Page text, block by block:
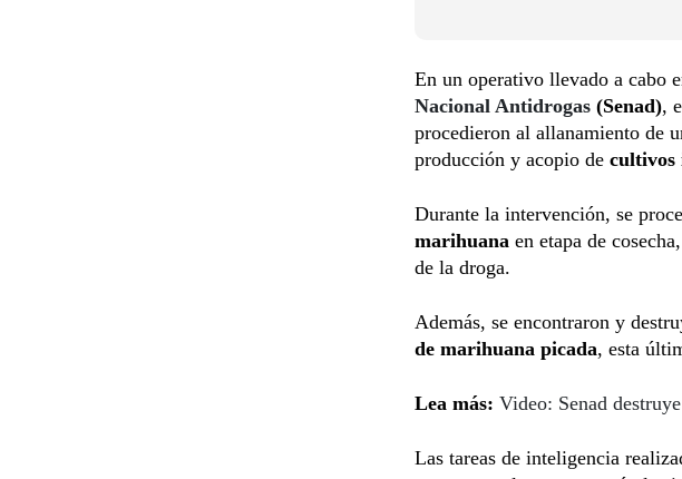
En un operativo llevado a cabo
Nacional Antidrogas (Senad),
procedieron al allanamiento de
producción y acopio de cultivos
Durante la intervención, se
marihuana en etapa de
de la droga.
Además, se encontraron y
de marihuana picada, esta
Lea más: Video: Senad
Las tareas de inteligencia